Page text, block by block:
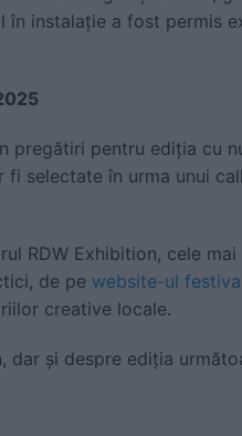
instalație a fost permis
pregătiri pentru ediția cu
selectate în urma unui
RDW Exhibition, cele
de pe website-ul
creative locale.
dar și despre ediția